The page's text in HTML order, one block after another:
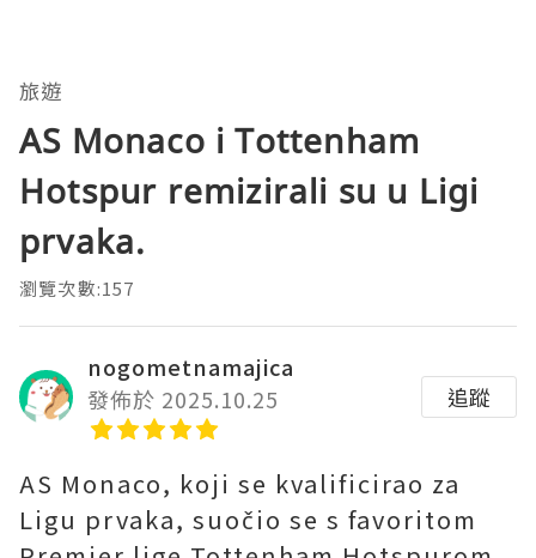
旅遊
AS Monaco i Tottenham
Hotspur remizirali su u Ligi
prvaka.
瀏覽次數:157
nogometnamajica
發佈於 2025.10.25
追蹤
AS Monaco, koji se kvalificirao za
Ligu prvaka, suočio se s favoritom